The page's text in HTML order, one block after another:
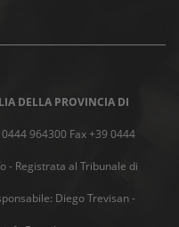
DELLA PROVINCIA DI
964300 Fax +39 0444
- Registrata al Tribunale di
Diego Trevisan -